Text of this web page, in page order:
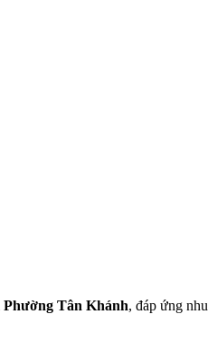
Phường Tân Khánh, đáp ứng